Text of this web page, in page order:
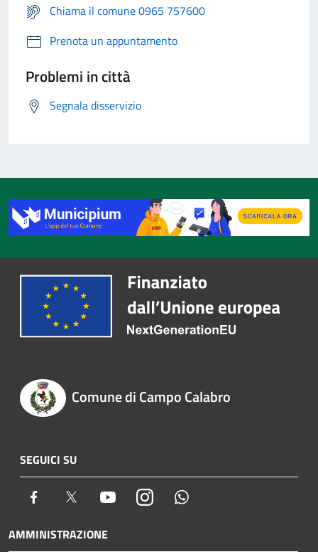
Chiama il comune 0965 757600
Prenota un appuntamento
Problemi in città
Segnala disservizio
Comune di Campo Calabro
SEGUICI SU
Facebook Twitter YoutubeInstagram
AMMINISTRAZIONE